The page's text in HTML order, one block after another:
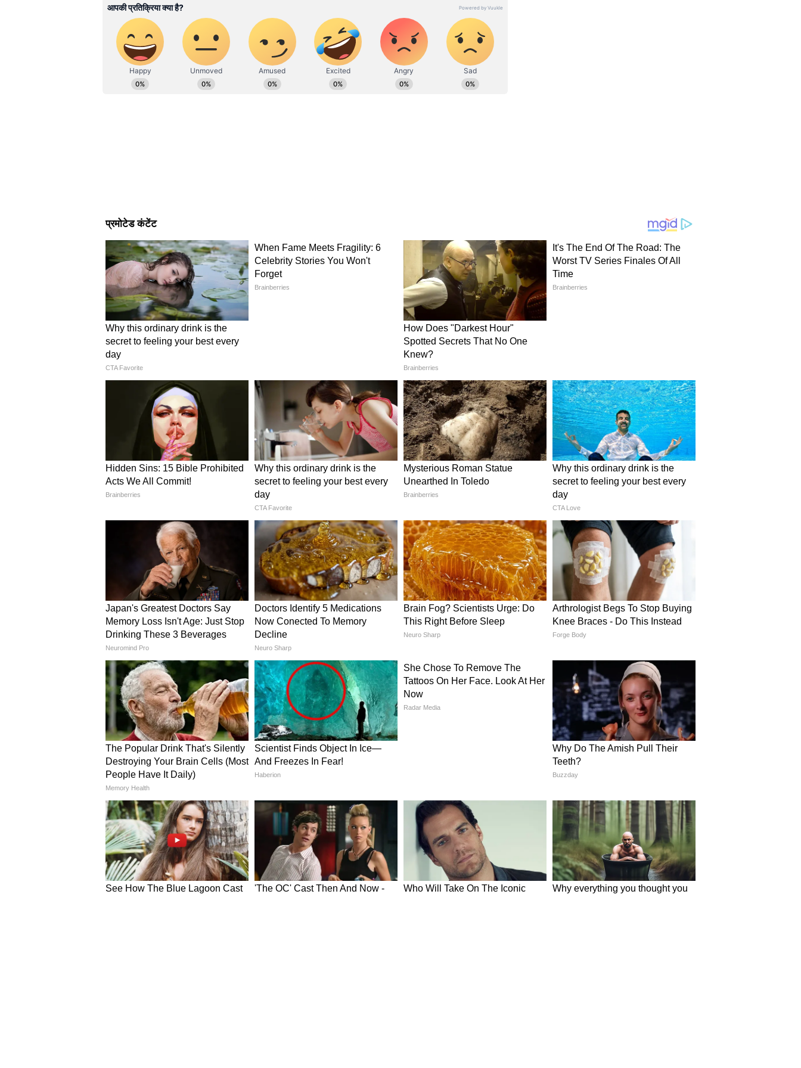
PMEGP Success Story: बीजापुर
के युवा ने सरकारी योजना से शुरू
किया कारोबार, अब बन गए सफलता
की मिसाल
CG News: खरीफ सीजन में किसानों
को विष्णु देव साय सरकार का बड़ा
सहारा, बोनी से लेकर ऋण तक पूरी
उन्होंने बताया कि प्रधानमंत्री के पहले कार्यकाल में उन्हें केंद्रीय राज्यमंत्री के रूप में काम करने का
पशुपालन, दुग्ध उत्पादन और ग्रामीण उद्यमिता को भी मिल रही नई गति
मुख्यमंत्री ने कहा कि केंद्र सरकार केवल कृषि क्षेत्र तक सीमित नहीं है, बल्कि पशुपालन, दुग्ध
उत्पादन, मत्स्य पालन, वनोपज और ग्रामीण उद्यमिता जैसे क्षेत्रों में भी सहकारिता को मजबूत बनाया
जा रहा है। उन्होंने बताया कि राष्ट्रीय डेयरी विकास बोर्ड (एनडीडीबी) के सहयोग से प्रदेश में दुग्ध
उत्पादन के क्षेत्र में सकारात्मक बदलाव देखने को मिल रहे हैं। राज्य सरकार पशुपालन को नई
ऊंचाइयों तक पहुंचाने के लिए लगातार कार्य कर रही है।
किसानों को बिना ब्याज ऋण, 15 लाख से अधिक किसानों को मिला 8 हजार करोड़
रुपये
पड़ता था, जिससे उन पर आर्थिक बोझ बढ़ जाता था। अब सहकारिता व्यवस्था और किसान क्रेडिट
कार्ड (केसीसी) के माध्यम से किसानों को बिना ब्याज ऋण उपलब्ध कराया जा रहा है। उन्होंने बताया
कि इस वर्ष प्रदेश के 15 लाख से अधिक किसानों को 8 हजार करोड़ रुपये से ज्यादा का कृषि ऋण
दिया गया है, जिससे खेती के लिए आसान वित्तीय सहायता उपलब्ध हुई है और किसानों की आर्थिक
स्थिति मजबूत हुई है।
सहकारिता के जरिए ग्रामीण अर्थव्यवस्था में बड़े बदलाव का भरोसा
मुख्यमंत्री ने कहा कि जिस दृढ़ इच्छाशक्ति के साथ प्रधानमंत्री नरेंद्र मोदी के मार्गदर्शन, केंद्रीय गृह मंत्री
अमित शाह के नेतृत्व और सुरक्षा बलों के प्रयासों से नक्सलवाद के खिलाफ निर्णायक सफलता मिली
है, उसी तरह सहकारिता के माध्यम से ग्रामीण अर्थव्यवस्था में भी व्यापक परिवर्तन लाया जाएगा।
उन्होंने विश्वास जताया कि सहकारी सप्ताह के दौरान विशेषज्ञों के विचार-विमर्श से प्रदेश में
सहकारिता के नए आयाम स्थापित होंगे और इसका लाभ समाज के अंतिम व्यक्ति तक पहुंचेगा।
दो वर्षों में सहकारिता क्षेत्र में तेजी, 1352 नई सहकारी समितियों का गठन
सहकारिता मंत्री श्री केदार कश्यप ने कहा कि सहकारिता मंत्रालय के पांच वर्ष पूरे होना पूरे देश के
लिए गौरव का विषय है। उन्होंने बताया कि 29 जून से 6 जुलाई तक सहकारिता सप्ताह के तहत
विभिन्न कार्यक्रम आयोजित किए जा रहे हैं। उन्होंने कहा कि पिछले दो वर्षों में छत्तीसगढ़ में
सहकारिता के क्षेत्र में उल्लेखनीय कार्य हुए हैं। ग्रामीण अर्थव्यवस्था को मजबूत करने के उद्देश्य से
मुख्यमंत्री विष्णुदेव साय के नेतृत्व में प्रदेश की कोई भी पंचायत सहकारिता से वंचित न रहे, इसके
लिए 1352 नई सहकारी समितियों का गठन किया गया है।
किसानों के लिए ऑनलाइन पोर्टल शुरू, पंजीयन होगा पूरी तरह पारदर्शी
कार्यक्रम के दौरान मुख्यमंत्री ने सहकारिता विभाग के ऑनलाइन पोर्टल का शुभारंभ भी किया। उन्होंने
कहा कि इस पोर्टल के माध्यम से किसानों का पंजीयन पूरी तरह ऑनलाइन, पारदर्शी और समयबद्ध
तरीके से किया जा सकेगा, जिससे प्रक्रियाएं और अधिक आसान होंगी।
प्रदर्शनी में सहकारी संस्थाओं के नवाचारों की सराहना, कई योजनाओं का लाभ वितरित
मुख्यमंत्री विष्णुदेव साय ने कार्यक्रम स्थल पर विभिन्न सहकारी संस्थाओं द्वारा लगाए गए प्रदर्शनी
स्टॉलों का अवलोकन किया और किसानों, महिला स्व-सहायता समूहों तथा वनधन समितियों के
नवाचारों की सराहना की। उन्होंने हरित क्रांति आदिवासी सहकारी समिति जशपुर, महामाया
बहुउद्देशीय सहकारी समिति कोरबा, बिलासा हैंडलूम एम्पोरियम, छत्तीसगढ़ हर्बल्स, राष्ट्रीय सहकारी
opinion pieces, Asianet News remains your reliable source for comprehensive and
credible content.Stay connected with Asianet News for stories that matter